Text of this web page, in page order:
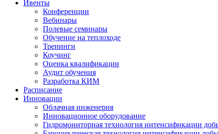
Ивенты
Конференции
Вебинары
Полевые семинары
Обучение на теплоходе
Тренинги
Коучинг
Оценка квалификации
Аудит обучения
Разработка КИМ
Расписание
Инновации
Облачная инженерия
Инновационное оборудование
Гидромониторная технология интенсификации